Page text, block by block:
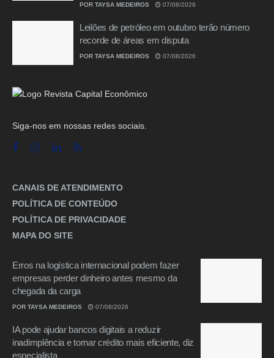
POR TAYSA MEDEIROS 07/08/2026
Leilões de petróleo em outubro terão número
recorde de áreas em disputa
POR TAYSA MEDEIROS 07/08/2026
Siga-nos em nossas redes sociais.
CANAIS DE ATENDIMENTO
POLÍTICA DE CONTEÚDO
POLÍTICA DE PRIVACIDADE
MAPA DO SITE
Erros na logística internacional podem fazer
empresas perder dinheiro antes mesmo da
chegada da carga
POR TAYSA MEDEIROS 07/08/2026
IA pode ajudar bancos digitais a reduzir
inadimplência e tornar crédito mais eficiente, diz
especialista